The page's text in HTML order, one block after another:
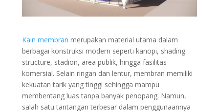
Kain membran merupakan material utama dalam
berbagai konstruksi modern seperti kanopi, shading
structure, stadion, area publik, hingga fasilitas
komersial. Selain ringan dan lentur, membran memiliki
kekuatan tarik yang tinggi sehingga mampu
membentang luas tanpa banyak penopang. Namun,
salah satu tantangan terbesar dalam penggunaannya